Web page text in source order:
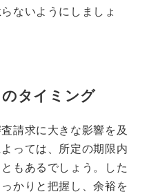
ないようにしましょ
タイミング
請求に大きな影響を及
っては、所定の期限内
もあるでしょう。した
かりと把握し、余裕を